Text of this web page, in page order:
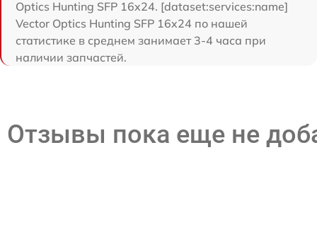
Optics Hunting SFP 16x24. [dataset:services:name]
Vector Optics Hunting SFP 16x24 по нашей
статистике в среднем занимает 3-4 часа при
наличии запчастей.
Отзывы пока еще не